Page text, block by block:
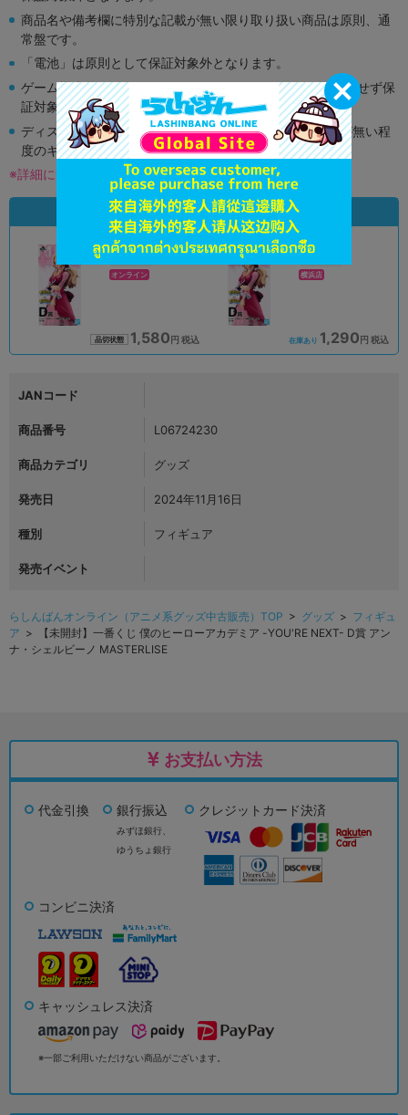
商品名や備考欄に特別な記載が無い限り取り扱い商品は原則、通
常盤です。
「電池」は原則として保証対象外となります。
ゲーム機本体には、SDカードなどのメモリーカードは付属せず保
証対象外となります。
ディスク類の読み取り面のキズに関しまして再生に支障が無い程
度のキズがある場合がございます。
※詳細につきましてはコチラ
状態違いの同一商品
状態 : A
オンライン
品切状態 1,580円 税込
状態 :
横浜店
在庫あり 1,290円 税込
JANコード
商品番号 L06724230
商品カテゴリ グッズ
発売日 2024年11月16日
種別 フィギュア
発売イベント
らしんばんオンライン（アニメ系グッズ中古販売）TOP > グッズ > フィギュ
ア > 【未開封】一番くじ 僕のヒーローアカデミア -YOU'RE NEXT- D賞 アン
ナ・シェルビーノ MASTERLISE
お支払い方法
代金引換 銀行振込
みずほ銀行、
ゆうちょ銀行
クレジットカード決済
コンビニ決済
キャッシュレス決済
※一部ご利用いただけない商品がございます。